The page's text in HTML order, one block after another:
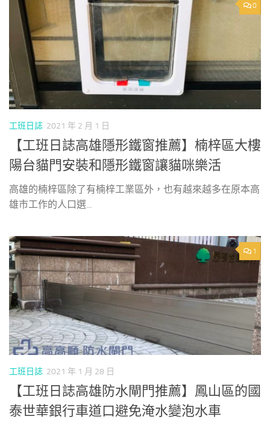
0
工班日誌 2021 年 2 月 1 日
【工班日誌高雄隱形鐵窗推薦】楠梓區大樓
陽台貓門安裝和隱形鐵窗讓貓咪樂活
高雄的楠梓區除了有楠梓工業區外，也有越來越多在原本高
雄市工作的人口選...
1
工班日誌 2021 年 1 月 28 日
【工班日誌高雄防水閘門推薦】鳳山區的國
泰世華銀行車道口避免淹水變泡水車